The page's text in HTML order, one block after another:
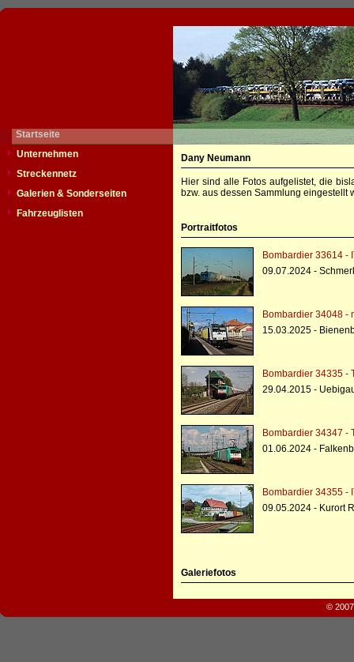
Startseite
Unternehmen
Streckennetz
Galerien & Sonderseiten
Fahrzeuglisten
Dany Neumann
Hier sind alle Fotos aufgelistet, die
bzw. aus dessen Sammlung eingestellt
Portraitfotos
Bombardier 33614 -
09.07.2024 -
Bombardier 34048 -
15.03.2025 -
Bombardier 34335 -
29.04.2015 -
Bombardier 34347 -
01.06.2024 -
Bombardier 34355 -
09.05.2024 - Kurort
Galeriefotos
©